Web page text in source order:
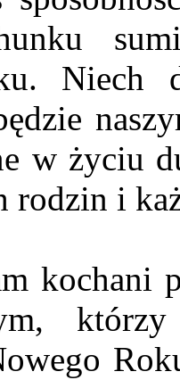
Niech
w życiu
rodzin i
kochani